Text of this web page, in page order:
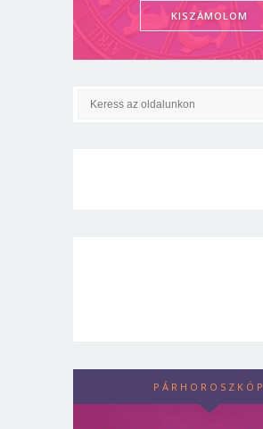
KISZÁMOLOM
PÁRHOROSZKÓP